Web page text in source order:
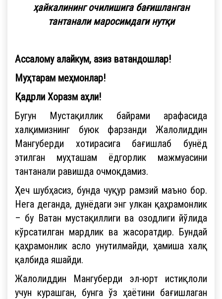
ҳайкалининг очилишига бағишланган
тантанали маросимдаги нутқи
Ассалому алайкум, азиз ватандошлар!
Муҳтарам меҳмонлар!
Қадрли Хоразм аҳли!
Бугун Мустақиллик байрами арафасида
халқимизнинг буюк фарзанди Жалолиддин
Мангуберди хотирасига бағишлаб бунёд
этилган муҳташам ёдгорлик мажмуасини
тантанали равишда очмоқдамиз.
Ҳеч шубҳасиз, бунда чуқур рамзий маъно бор.
Нега деганда, дунёдаги энг улкан қаҳрамонлик
– бу Ватан мустақиллиги ва озодлиги йўлида
кўрсатилган мардлик ва жасоратдир. Бундай
қаҳрамонлик асло унутилмайди, ҳамиша халқ
қалбида яшайди.
Жалолиддин Мангуберди эл-юрт истиқлоли
учун курашган, бунга ўз ҳаётини бағишлаган